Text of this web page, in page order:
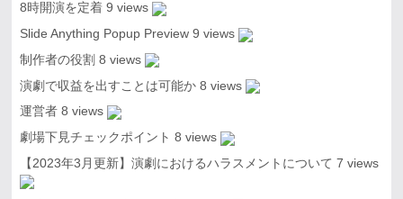
8時開演を定着 9 views
Slide Anything Popup Preview 9 views
制作者の役割 8 views
演劇で収益を出すことは可能か 8 views
運営者 8 views
劇場下見チェックポイント 8 views
【2023年3月更新】演劇におけるハラスメントについて 7 views